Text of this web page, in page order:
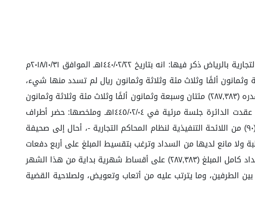
تتلخص وقائع هذه الدعوى في أنه سبق أن تقدم وكيل المدعية الموضح بياناته أعلاه بلائحة دعوى إلى المحكمة التجارية بالرياض ذكر فيها: انه بتاريخ ١٤٤٠/٠٢/٢٢هـ الموافق ٢٠١٨/١٠/٣١م
المدعية للمدعى عليها (توريد اسمنت) بثمن إجمالي قدره (٢٨٧,٣٨٣) مئتان وسبعة وثمانون ألفًا وثلاث مئة وثلاثة وثمانون ريال لم تسدد منها شيء،
وقد استلمت المدعى عليها كامل المبيع، ولم يتم تحديد مدة العقد، وطالب بـ إلزام المدعى عليها بتسليم الثمن وقدره (٢٨٧,٣٨٣) مئتان وسبعة وثمانون ألفًا وثلاث مئة وثلاثة وثمانون
ريال، وقدم سنداً لطلبه المستندات الآتية: ١- كشف حساب. ٢- مطابقة رصيد. ٣- خمس فواتير وأذون استلام. وقد عقدت الدائرة جلسة مرئية في ١٤٤٥/٠٢/٠٤هـ وملخصها: حضر أطراف
الدعوى وكالة، وبسؤال المدعية وكالة عن دعوى موكلتها، وطلب حصر طلباته وبيناته - استنادا لما ورد في المادة (٩٠) من اللائحة التنفيذية لنظام المحاكم التجارية -، أحال إلى صحيفة
ولا مانع لديها من السداد وترغب بتقسيط المبلغ على أربع دفعات
بداية من نهاية هذا الشهر ٢٩ / ٨ ميلادي، وبمداولة الصلح بين الطرفين اصطلح الطرفان على ذلك على أن يكون سداد كامل المبلغ (٢٨٧,٣٨٣) على أقساط شهرية بداية من هذا الشهر
الطرفين، وما يترتب عليه من أتعاب وتعويض، ولصلاحية القضية